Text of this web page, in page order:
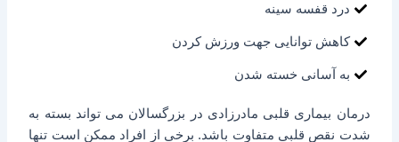
درد قفسه سینه
کاهش توانایی جهت ورزش کردن
به آسانی خسته شدن
درمان بیماری قلبی مادرزادی در بزرگسالان می تواند بسته به
شدت نقص قلبی متفاوت باشد. برخی از افراد ممکن است تنها